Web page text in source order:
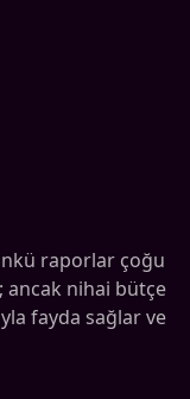
raporlar çoğu
ancak nihai bütçe
fayda sağlar ve